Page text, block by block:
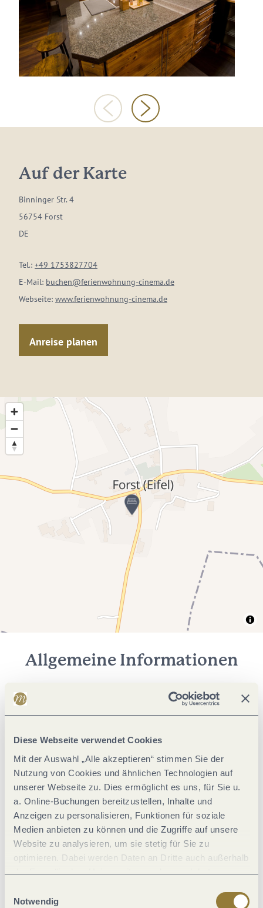
Diese Webseite verwendet Cookies
Mit der Auswahl „Alle akzeptieren“ stimmen Sie der
Nutzung von Cookies und ähnlichen Technologien auf
unserer Webseite zu. Dies ermöglicht es uns, für Sie u.
a. Online-Buchungen bereitzustellen, Inhalte und
Anzeigen zu personalisieren, Funktionen für soziale
Medien anbieten zu können und die Zugriffe auf unsere
Website zu analysieren, um sie stetig für Sie zu
optimieren. Dabei werden Daten an Dritte auch außerhalb
der Europäischen Union weitergegeben und dort
jederzeit widerrufen werden. Mit der Auswahl "Alle
Notwendig
Auf der Karte
Binninger Str. 4
56754 Forst
DE
Tel.: +49 1753827704
E-Mail: buchen@ferienwohnung-cinema.de
Webseite: www.ferienwohnung-cinema.de
Anreise planen
Allgemeine Informationen
Fremdsprachen
Eignung
Einrichtungen Betrieb
Zahlungsarten